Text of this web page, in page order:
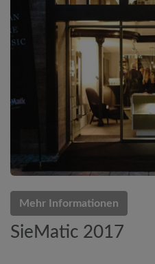
Mehr Informationen
SieMatic 2017